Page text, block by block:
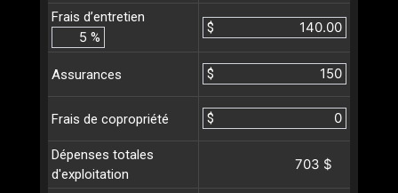
Frais d’entretien
%
$
Assurances $
Frais de copropriété $
Dépenses totales
d'exploitation
703 $